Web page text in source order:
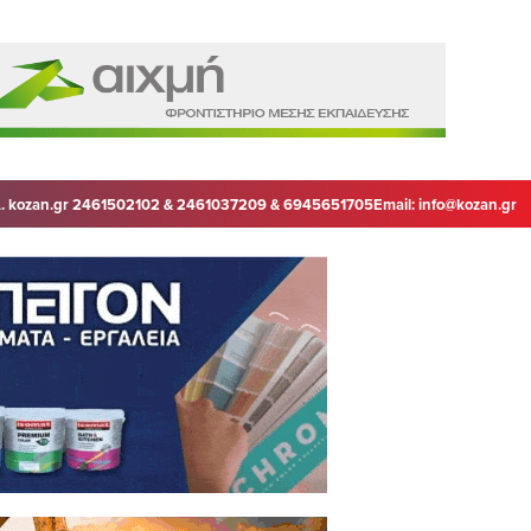
kozan.gr 2461502102 & 2461037209 & 6945651705Email:info@kozan.gr